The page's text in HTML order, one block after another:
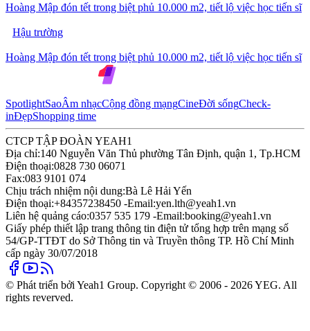
Hoàng Mập đón tết trong biệt phủ 10.000 m2, tiết lộ việc học tiến sĩ
Hậu trường
Hoàng Mập đón tết trong biệt phủ 10.000 m2, tiết lộ việc học tiến sĩ
SpotlightSaoÂm nhạcCộng đồng mạngCineĐời sốngCheck-
inĐẹpShopping time
CTCP TẬP ĐOÀN YEAH1
Địa chỉ:140 Nguyễn Văn Thủ phường Tân Định, quận 1, Tp.HCM
Điện thoại:0828 730 06071
Fax:083 9101 074
Chịu trách nhiệm nội dung:Bà Lê Hải Yến
Điện thoại:+84357238450 -Email:yen.lth@yeah1.vn
Liên hệ quảng cáo:0357 535 179 -Email:booking@yeah1.vn
Giấy phép thiết lập trang thông tin điện tử tổng hợp trên mạng số
54/GP-TTĐT do Sở Thông tin và Truyền thông TP. Hồ Chí Minh
cấp ngày 30/07/2018
© Phát triển bởi Yeah1 Group. Copyright © 2006 - 2026 YEG. All
rights reverved.